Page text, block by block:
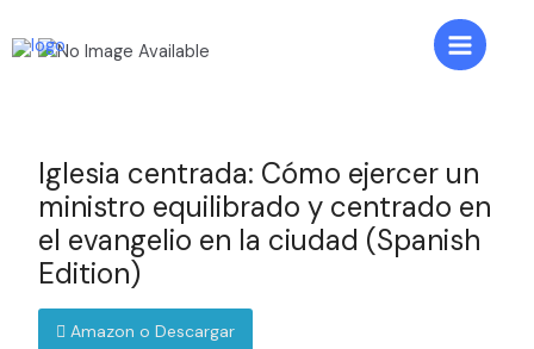
to
Main
Iglesia centrada: Cómo ejercer un
ministro equilibrado y centrado en
el evangelio en la ciudad (Spanish
Edition)
Amazon o Descargar